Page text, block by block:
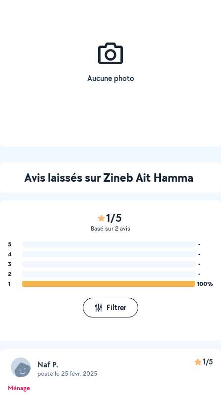
Aucune photo
Avis laissés sur Zineb Ait Hamma
1/5
Basé sur 2 avis
5
-
4
-
3
-
2
-
1
100%
Filtrer
Naf P.
posté le 25 févr. 2025
1/5
Ménage